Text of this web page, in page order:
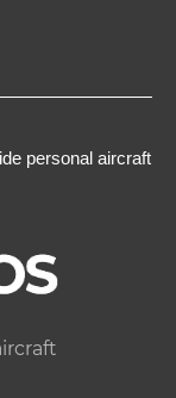
personal aircraft